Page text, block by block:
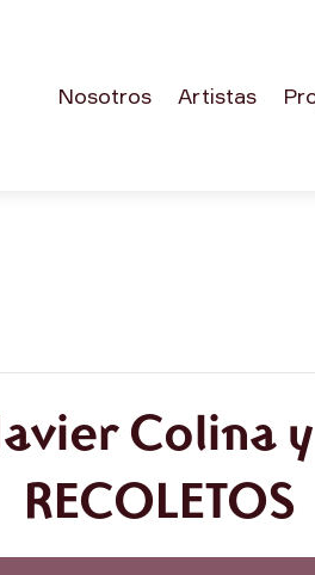
Nosotros Artistas
Colina
RECOLETOS